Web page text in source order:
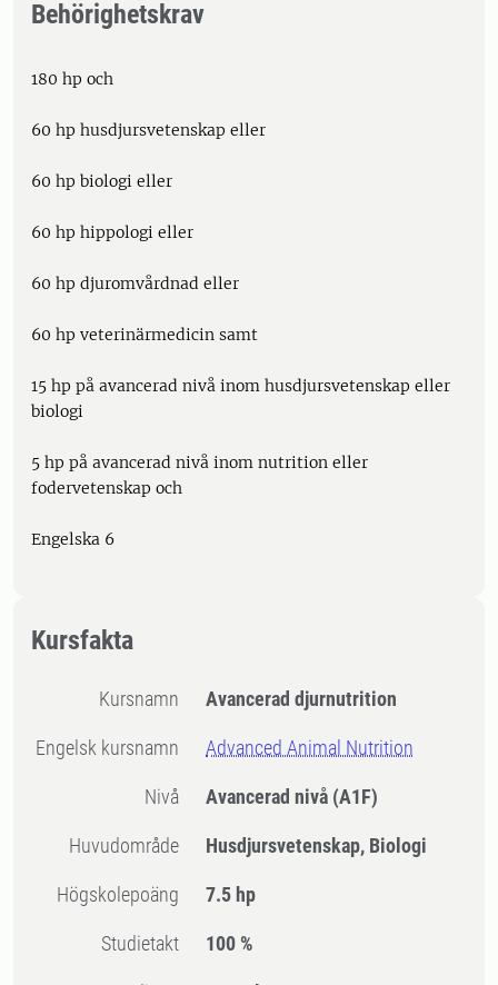
Behörighetskrav
180 hp och
60 hp husdjursvetenskap eller
60 hp biologi eller
60 hp hippologi eller
60 hp djuromvårdnad eller
60 hp veterinärmedicin samt
15 hp på avancerad nivå inom husdjursvetenskap eller
biologi
5 hp på avancerad nivå inom nutrition eller
fodervetenskap och
Engelska 6
Kursfakta
Kursnamn Avancerad djurnutrition
Engelsk kursnamn Advanced Animal Nutrition
Nivå Avancerad nivå (A1F)
Huvudområde Husdjursvetenskap, Biologi
högskolepoäng 7.5 hp
Studietakt 100 %